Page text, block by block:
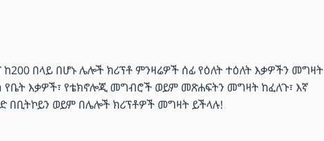
በላይ በሆኑ ሌሎች ክሪፕቶ ምንዛሬዎች ሰፊ የዕለት ተዕለት እቃዎችን መግዛት
እቃዎች፣ የቴክኖሎጂ መግብሮች ወይም መጽሐፍትን መግዛት ከፈለጉ፣ እኛ
በቢትኮይን ወይም በሌሎች ክሪፕቶዎች መግዛት ይችላሉ!